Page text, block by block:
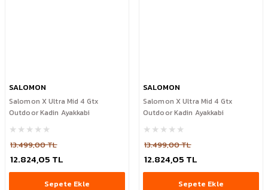
SALOMON
Salomon X Ultra Mid 4 Gtx
Outdoor Kadin Ayakkabi
13.499,00 TL
12.824,05 TL
Sepete Ekle
SALOMON
Salomon X Ultra Mid 4 Gtx
Outdoor Kadin Ayakkabi
13.499,00 TL
12.824,05 TL
Sepete Ekle